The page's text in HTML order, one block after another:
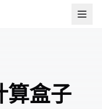
算盒子